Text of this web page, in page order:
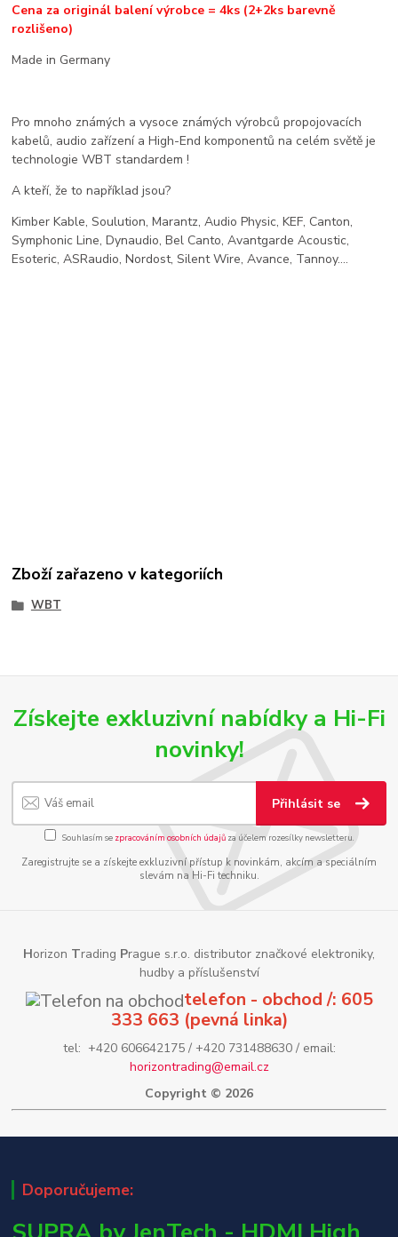
Cena za originál balení výrobce = 4ks (2+2ks barevně
rozlišeno)
Made in Germany
Pro mnoho známých a vysoce známých výrobců propojovacích
kabelů, audio zařízení a High-End komponentů na celém světě je
technologie WBT standardem !
A kteří, že to například jsou?
Kimber Kable, Soulution, Marantz, Audio Physic, KEF, Canton,
Symphonic Line, Dynaudio, Bel Canto, Avantgarde Acoustic,
Esoteric, ASRaudio, Nordost, Silent Wire, Avance, Tannoy....
Zboží zařazeno v kategoriích
WBT
Získejte exkluzivní nabídky a Hi-Fi
novinky!
Přihlásit se
Souhlasím se zpracováním osobních údajůza účelem rozesílky newsletteru.
Zaregistrujte se a získejte exkluzivní přístup k novinkám, akcím a speciálním
slevám na Hi-Fi techniku.
Horizon Trading Prague s.r.o. distributor značkové elektroniky,
hudby a příslušenství
telefon - obchod /: 605
333 663 (pevná linka)
tel: +420 606642175 / +420 731488630 / email:
horizontrading@email.cz
Copyright © 2026
Doporučujeme: